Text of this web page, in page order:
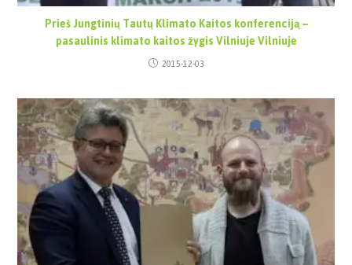
Prieš Jungtinių Tautų Klimato Kaitos konferenciją –
pasaulinis klimato kaitos žygis Vilniuje Vilniuje
2015-12-03